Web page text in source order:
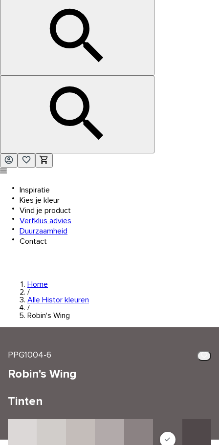
Inspiratie
Kies je kleur
Vind je product
Verfklus advies
Duurzaamheid
Contact
Home
/
Alle Histor kleuren
/
Robin's Wing
PPG1004-6
Robin's Wing
Tinten